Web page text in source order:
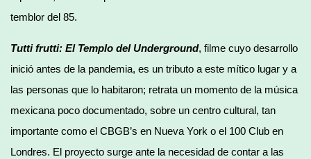
temblor del 85.
Tutti frutti: El Templo del Underground, filme cuyo desarrollo
inició antes de la pandemia, es un tributo a este mítico lugar y a
las personas que lo habitaron; retrata un momento de la música
mexicana poco documentado, sobre un centro cultural, tan
importante como el CBGB’s en Nueva York o el 100 Club en
Londres. El proyecto surge ante la necesidad de contar a las